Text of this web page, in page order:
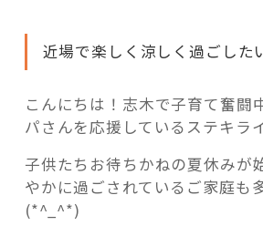
これからの暮らし 住
は
し
い
マ
イ
フ
ァ
近場で楽しく涼しく過ごした
こんにちは！志木で子育て奮闘
パさんを応援しているステキラ
子供たちお待ちかねの夏休みが
やかに過ごされているご家庭も
(*^_^*)